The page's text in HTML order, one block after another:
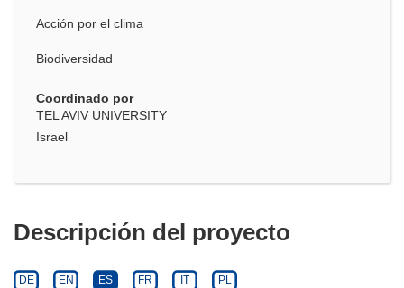
Acción por el clima
Biodiversidad
Coordinado por
TEL AVIV UNIVERSITY
Israel
Descripción del proyecto
DE EN ES FR IT PL